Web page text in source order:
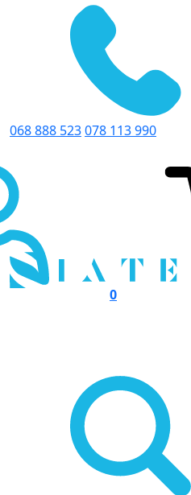
068 888 523078 113 990
0